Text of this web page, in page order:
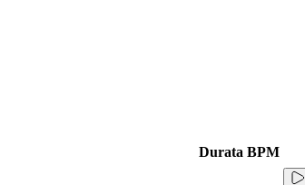
Durata BPM